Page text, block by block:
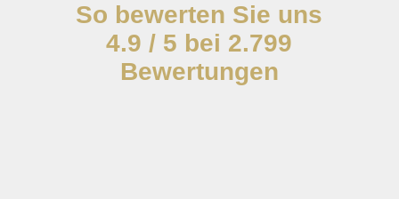
So bewerten Sie uns
4.9 / 5 bei 2.799
Bewertungen